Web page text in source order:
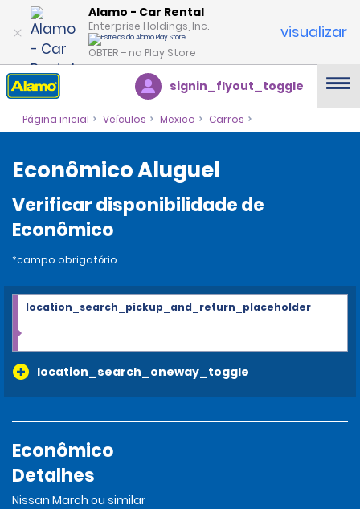
Alamo - Car Rental
Enterprise Holdings, Inc.
OBTER – na Play Store
visualizar
signin_flyout_toggle
Página inicial Veículos Mexico Carros
Econômico Aluguel
Verificar disponibilidade de
Econômico
*campo obrigatório
location_search_oneway_toggle
location_search_pickup_and_return_placeholder
Econômico
Detalhes
Nissan March ou similar